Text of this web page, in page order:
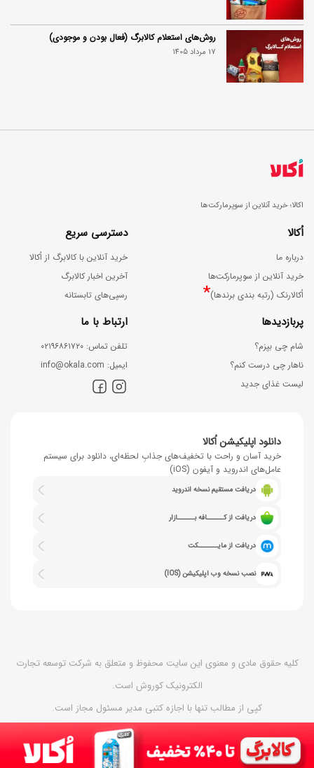
روش‌های استعلام کالابرگ (فعال بودن و موجودی)
17 مرداد 1405
اکالا؛ خرید آنلاین از سوپرمارکت‌ها
اُکالا
درباره ما
خرید آنلاین از سوپرمارکت‌ها
اُکالارنک (رتبه بندی برندها)*
دسترسی سریع
خرید آنلاین با کالابرگ از اُکالا
آخرین اخبار کالابرگ
رسپی‌های تابستانه
پربازدیدها
شام چی بپزم؟
ناهار چی درست کنم؟
لیست غذای جدید
ارتباط با ما
ﺗﻠﻔﻦ ﺗﻤﺎس: ۰۲۱۹۶۸۶۱۷۲۰
اﯾﻤﯿﻞ: info@okala.com
دانلود اپلیکیشن اُکالا
خرید آسان و راحت با تخفیف‌های جذابِ لحظه‌ای، دانلود برای سیستم
عامل‌های اندروید و آیفون (iOS)
دریافت مستقیم نسخه اندروید
دریافت از کــــــافه بــــــازار
دریافت از مایـــــــکت
نصب نسخه وب اپلیکیشن (IOS)
کلیه حقوق مادی و معنوی این سایت محفوظ و متعلق به شرکت توسعه تجارت
الکترونیک کوروش است.
کپی از مطالب تنها با اجازه کتبی مدیر مسئول مجاز است.